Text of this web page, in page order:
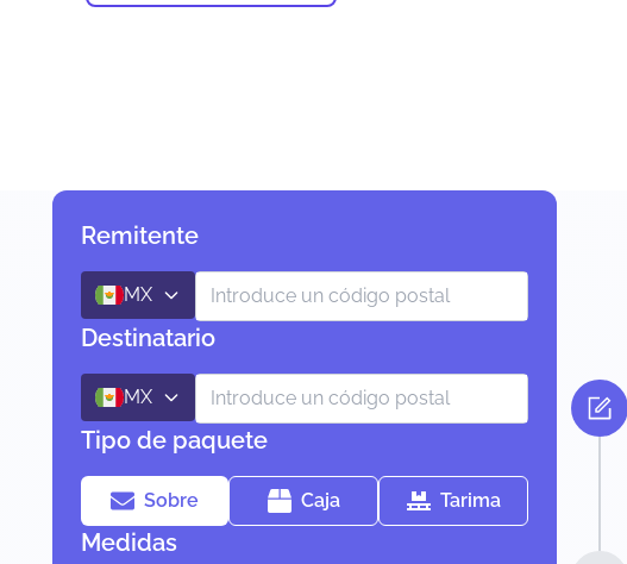
Remitente
MX
Destinatario
MX
Tipo de paquete
Sobre Caja Tarima
Medidas